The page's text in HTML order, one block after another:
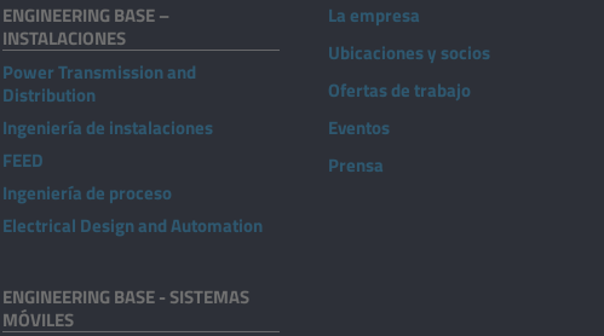
ENGINEERING BASE –
INSTALACIONES
Power Transmission and
Distribution
Ingeniería de instalaciones
FEED
Ingeniería de proceso
Electrical Design and Automation
ENGINEERING BASE - SISTEMAS
MÓVILES
La empresa
Ubicaciones y socios
Ofertas de trabajo
Eventos
Prensa